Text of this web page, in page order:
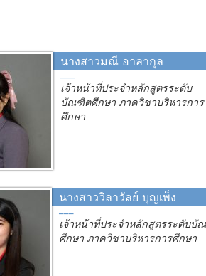
นางสาวมณี อาลากุล
เจ้าหน้าที่ประจำหลักสูตรระดับ
บัณฑิตศึกษา ภาควิชาบริหารการ
ศึกษา
นางสาววิลาวัลย์ บุญเพ็ง
เจ้าหน้าที่ประจำหลักสูตรระดับบั
ศึกษา ภาควิชาบริหารการศึกษา